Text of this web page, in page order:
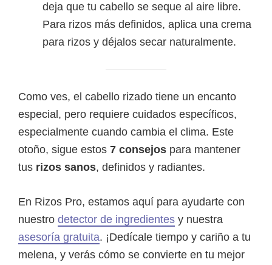
deja que tu cabello se seque al aire libre.
Para rizos más definidos, aplica una crema
para rizos y déjalos secar naturalmente.
Como ves, el cabello rizado tiene un encanto
especial, pero requiere cuidados específicos,
especialmente cuando cambia el clima. Este
otoño, sigue estos 7 consejos para mantener
tus rizos sanos, definidos y radiantes.
En Rizos Pro, estamos aquí para ayudarte con
nuestro detector de ingredientes y nuestra
asesoría gratuita. ¡Dedícale tiempo y cariño a tu
melena, y verás cómo se convierte en tu mejor